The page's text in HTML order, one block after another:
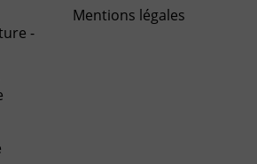
Mentions légales
-